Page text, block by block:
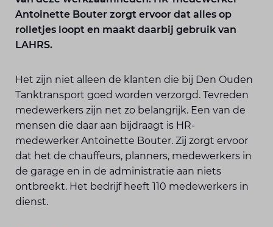
Antoinette Bouter zorgt ervoor dat alles op
rolletjes loopt en maakt daarbij gebruik van
LAHRS.
Het zijn niet alleen de klanten die bij Den Ouden
Tanktransport goed worden verzorgd. Tevreden
medewerkers zijn net zo belangrijk. Een van de
mensen die daar aan bijdraagt is HR-
medewerker Antoinette Bouter. Zij zorgt ervoor
dat het de chauffeurs, planners, medewerkers in
de garage en in de administratie aan niets
ontbreekt. Het bedrijf heeft 110 medewerkers in
dienst.